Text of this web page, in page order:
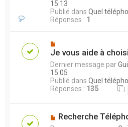
15:13
Publié dans Quel
Réponses : 1
Je vous aide à
Dernier message par
15:05
Publié dans Quel
Réponses : 135
Recherche